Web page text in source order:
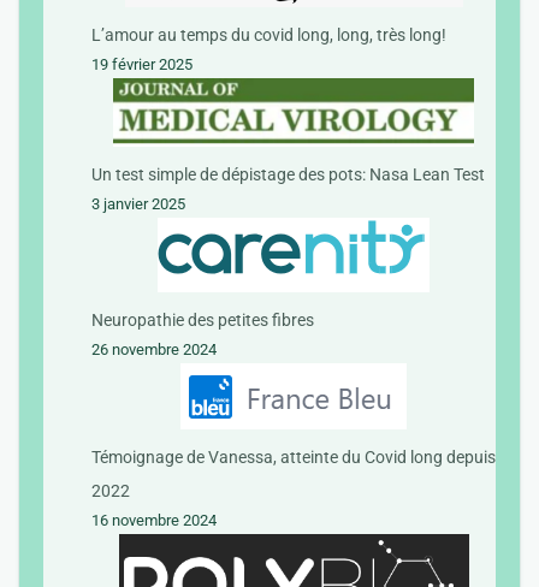
L’amour au temps du covid long, long, très long!
19 février 2025
Un test simple de dépistage des pots: Nasa Lean Test
3 janvier 2025
Neuropathie des petites fibres
26 novembre 2024
Témoignage de Vanessa, atteinte du Covid long depuis
2022
16 novembre 2024